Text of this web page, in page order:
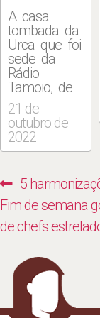
A casa
tombada da
Urca que foi
sede da
Rádio
Tamoio, de
frente para
a Baía de
Guanabara,
onde os
o cenário
privilegiado
onde o
recém-
Casurca se
instalou. +
Marinho em
expansão:
21 de
outubro de
2022
de
Post
Previous
post:
5
Next
post:
Fim de semana
de chefs